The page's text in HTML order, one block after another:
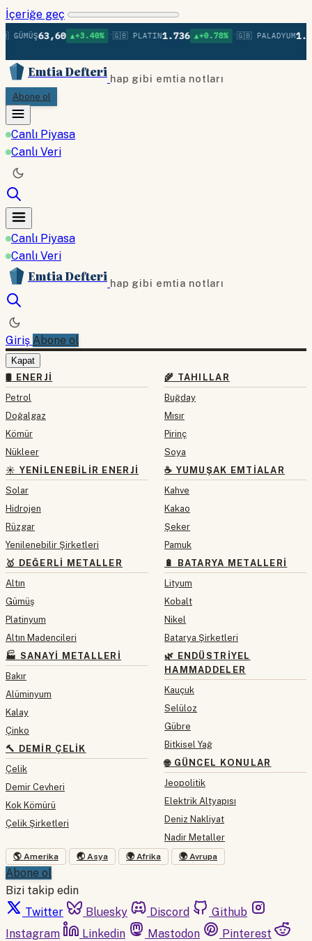
İçeriğe geç
63,60 ▲+3.40% •🇬🇧 PLATIN1.736 ▲+0.78% •🇬🇧 PALADYUM
Emtia Defteri hap gibi emtia notları
Abone ol
Canlı Piyasa
Canlı Veri
Canlı Piyasa
Canlı Veri
Emtia Defteri hap gibi emtia notları
Giriş Abone ol
Kapat
🛢 ENERJI
Petrol
Doğalgaz
Kömür
Nükleer
☀️ YENILENEBILIR ENERJI
Solar
Hidrojen
Rüzgar
Yenilenebilir Şirketleri
🥇 DEĞERLI METALLER
Altın
Gümüş
Platinyum
Altın Madencileri
🏭 SANAYI METALLERI
Bakır
Alüminyum
Kalay
Çinko
🔨 DEMIR ÇELIK
Çelik
Demir Cevheri
Kok Kömürü
Çelik Şirketleri
🌾 TAHILLAR
Buğday
Mısır
Pirinç
Soya
☕ YUMUŞAK EMTIALAR
Kahve
Kakao
Şeker
Pamuk
🔋 BATARYA METALLERI
Lityum
Kobalt
Nikel
Batarya Şirketleri
🌿 ENDÜSTRIYEL
HAMMADDELER
Kauçuk
Selüloz
Gübre
Bitkisel Yağ
🌐 GÜNCEL KONULAR
Jeopolitik
Elektrik Altyapısı
Deniz Nakliyat
Nadir Metaller
🌎 Amerika 🌏 Asya 🌍 Afrika 🌍 Avrupa
Abone ol
Bizi takip edin
Twitter
Bluesky Discord
Github
Instagram
Linkedin Mastodon
Pinterest